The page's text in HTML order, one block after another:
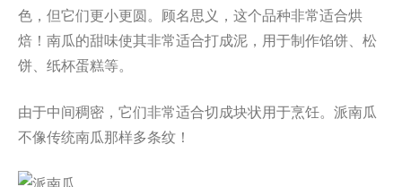
色，但它们更小更圆。顾名思义，这个品种非常适合烘
焙！南瓜的甜味使其非常适合打成泥，用于制作馅饼、松
饼、纸杯蛋糕等。
由于中间稠密，它们非常适合切成块状用于烹饪。派南瓜
不像传统南瓜那样多条纹！